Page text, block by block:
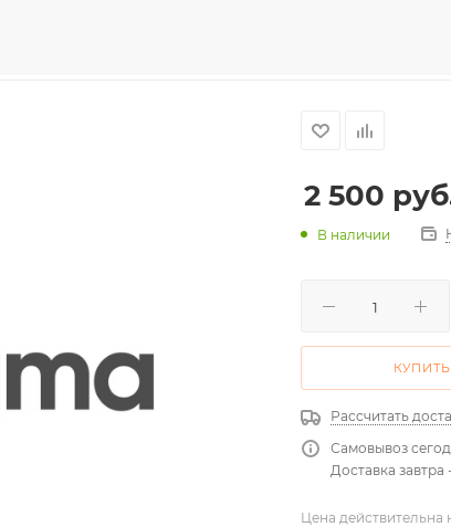
2 500
В наличии
Рассчитать
Самовывоз
Доставка завтра
Цена действительна